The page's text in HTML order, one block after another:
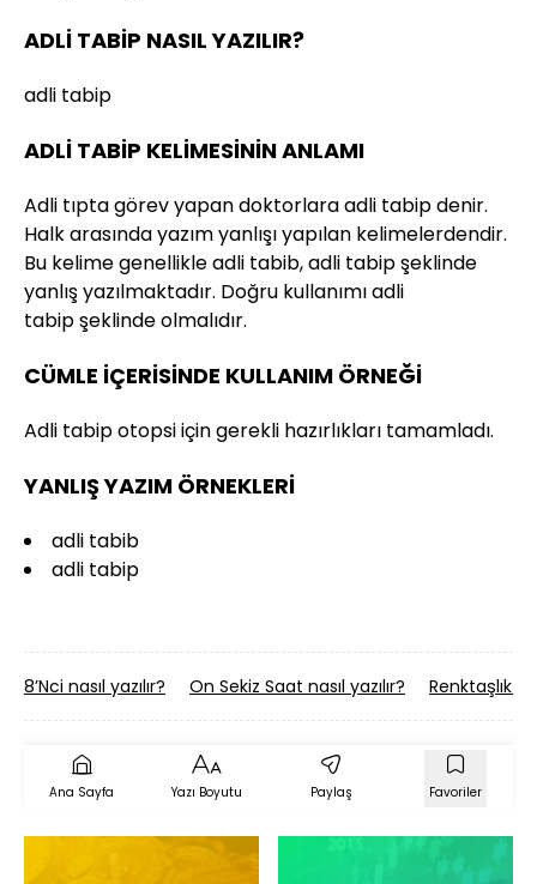
ADLİ TABİP NASIL YAZILIR?
adli tabip
ADLİ TABİP KELİMESİNİN ANLAMI
Adli tıpta görev yapan doktorlara adli tabip denir.
Halk arasında yazım yanlışı yapılan kelimelerdendir.
Bu kelime genellikle adli tabib, adli tabip şeklinde
yanlış yazılmaktadır. Doğru kullanımı adli
tabip şeklinde olmalıdır.
CÜMLE İÇERİSİNDE KULLANIM ÖRNEĞİ
Adli tabip otopsi için gerekli hazırlıkları tamamladı.
YANLIŞ YAZIM ÖRNEKLERİ
adli tabib
adli tabip
8’Nci nasıl yazılır? On Sekiz Saat nasıl yazılır? Renktaşlık
Ana Sayfa Yazı Boyutu Paylaş Favoriler